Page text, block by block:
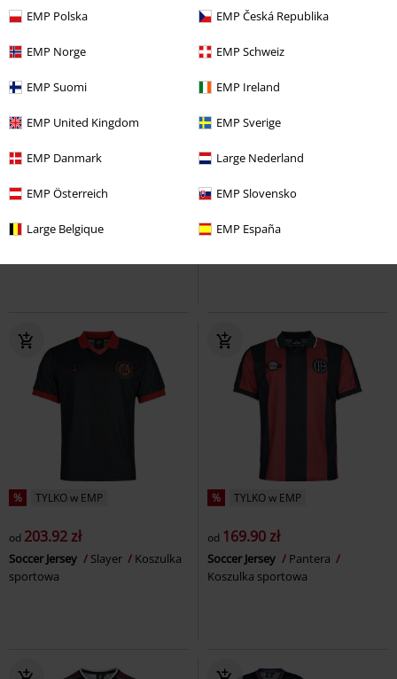
EMP Polska EMP Česká Republika
EMP Norge EMP Schweiz
EMP Suomi EMP Ireland
EMP United Kingdom EMP Sverige
EMP Danmark Large Nederland
EMP Österreich EMP Slovensko
Large Belgique EMP España
-28%
Ostatnie sztuki
159.90 zł
Tokyo Vipers
sportowy
189.90 zł
Killers Iron Maiden
dresowe
% TYLKO w EMP
od 203.92 zł
Soccer Jersey Slayer
Koszulka
sportowa
% TYLKO w EMP
od 169.90 zł
Soccer Jersey
Pantera
Koszulka sportowa